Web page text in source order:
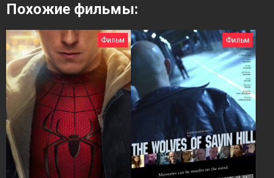
Похожие фильмы:
Фильм Фильм